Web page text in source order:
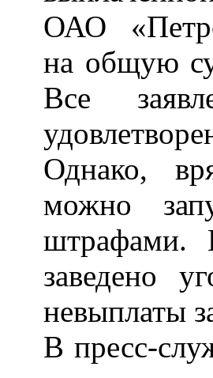
ОАО
на общую
Все
Однако,
можно
штрафами.
заведено
невыплаты
В пресс-